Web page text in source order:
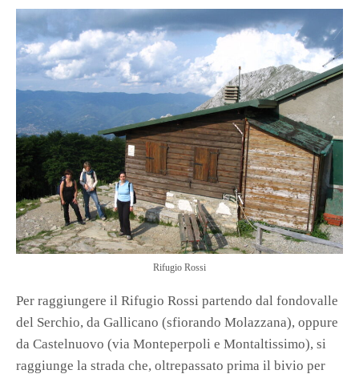
Rifugio Rossi
Per raggiungere il Rifugio Rossi partendo dal fondovalle
del Serchio, da Gallicano (sfiorando Molazzana), oppure
da Castelnuovo (via Monteperpoli e Montaltissimo), si
raggiunge la strada che, oltrepassato prima il bivio per